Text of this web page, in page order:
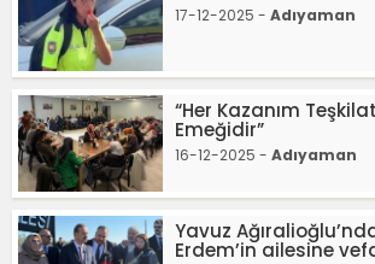
17-12-2025 - Adıyaman
“Her Kazanım
Emeğidir”
16-12-2025 - Adıyaman
Yavuz
Erdem’in ailesine